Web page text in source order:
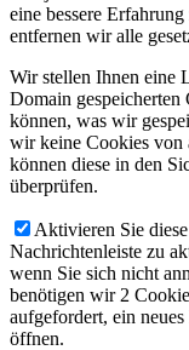
eine bessere
entfernen wir alle
Wir stellen Ihnen eine
Domain
können, was wir
wir keine Cookies von
können diese in den
überprüfen.
Aktivieren Sie
Nachrichtenleiste zu
wenn Sie sich nicht
benötigen wir 2
aufgefordert, ein
öffnen.